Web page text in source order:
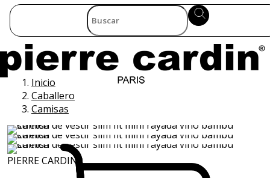
Inicio
Caballero
Camisas
PIERRE CARDIN